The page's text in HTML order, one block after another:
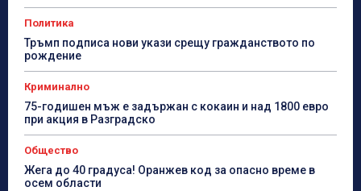
Политика
Тръмп подписа нови укази срещу гражданството по
рождение
Криминално
75-годишен мъж е задържан с кокаин и над 1800 евро
при акция в Разградско
Общество
Жега до 40 градуса! Оранжев код за опасно време в
осем области